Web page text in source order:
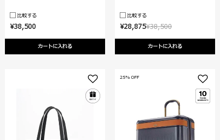
¥38,500
カートに入れる
比較する
¥38,500
¥28,875
カートに入れる
比較する
25% OFF